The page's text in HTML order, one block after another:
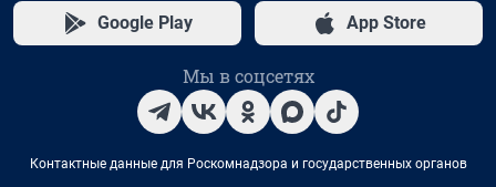
Google Play App Store
Мы в соцсетях
Контактные данные для Роскомнадзора и государственных органов